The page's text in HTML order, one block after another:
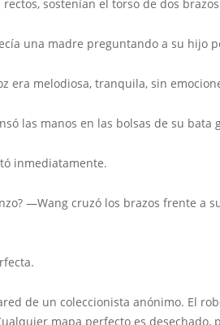
sostenían el torso de dos
una madre preguntando a su hijo
era melodiosa, tranquila, sin
las manos en las bolsas de su bata
inmediatamente.
—Wang cruzó los brazos frente a
de un coleccionista anónimo. El
mapa perfecto es desechado,